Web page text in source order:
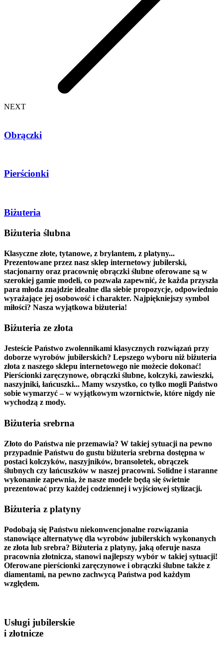
NEXT
Obrączki
Pierścionki
Biżuteria
Biżuteria ślubna
Klasyczne złote, tytanowe, z brylantem, z platyny...
Prezentowane przez nasz sklep internetowy jubilerski,
stacjonarny oraz pracownię obrączki ślubne oferowane są w
szerokiej gamie modeli, co pozwala zapewnić, że każda przyszła
para młoda znajdzie idealne dla siebie propozycje, odpowiednio
wyrażające jej osobowość i charakter. Najpiękniejszy symbol
miłości? Nasza wyjątkowa biżuteria!
Biżuteria ze złota
Jesteście Państwo zwolennikami klasycznych rozwiązań przy
doborze wyrobów jubilerskich? Lepszego wyboru niż biżuteria
złota z naszego sklepu internetowego nie możecie dokonać!
Pierścionki zaręczynowe, obrączki ślubne, kolczyki, zawieszki,
naszyjniki, łańcuszki... Mamy wszystko, co tylko mogli Państwo
sobie wymarzyć – w wyjątkowym wzornictwie, które nigdy nie
wychodzą z mody.
Biżuteria srebrna
Złoto do Państwa nie przemawia? W takiej sytuacji na pewno
przypadnie Państwu do gustu biżuteria srebrna dostępna w
postaci kolczyków, naszyjników, bransoletek, obrączek
ślubnych czy łańcuszków w naszej pracowni. Solidne i staranne
wykonanie zapewnia, że nasze modele będą się świetnie
prezentować przy każdej codziennej i wyjściowej stylizacji.
Biżuteria z platyny
Podobają się Państwu niekonwencjonalne rozwiązania
stanowiące alternatywę dla wyrobów jubilerskich wykonanych
ze złota lub srebra? Biżuteria z platyny, jaką oferuje nasza
pracownia złotnicza, stanowi najlepszy wybór w takiej sytuacji!
Oferowane pierścionki zaręczynowe i obrączki ślubne także z
diamentami, na pewno zachwycą Państwa pod każdym
względem.
Usługi jubilerskie
i złotnicze